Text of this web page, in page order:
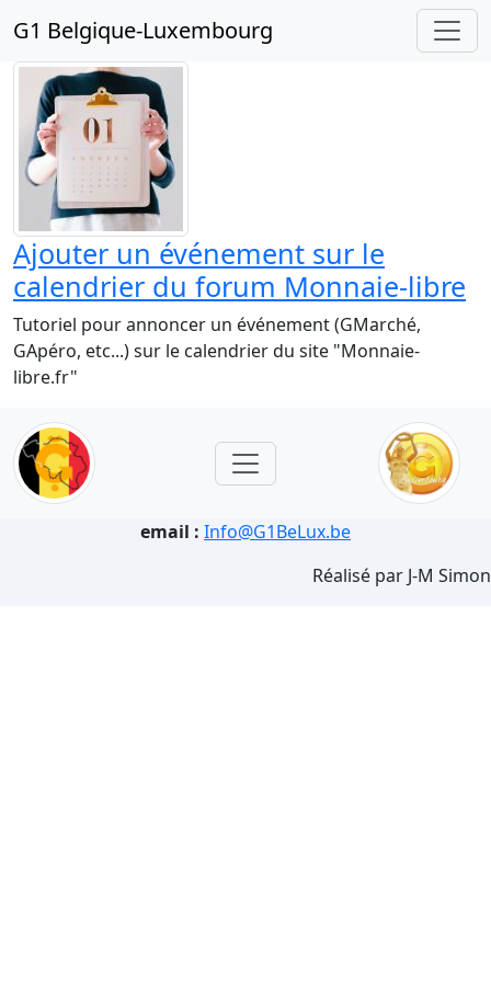
G1 Belgique-Luxembourg
Ajouter un événement sur le
calendrier du forum Monnaie-libre
Tutoriel pour annoncer un événement (GMarché,
GApéro, etc...) sur le calendrier du site "Monnaie-
libre.fr"
email : Info@G1BeLux.be
Réalisé par J-M Simon